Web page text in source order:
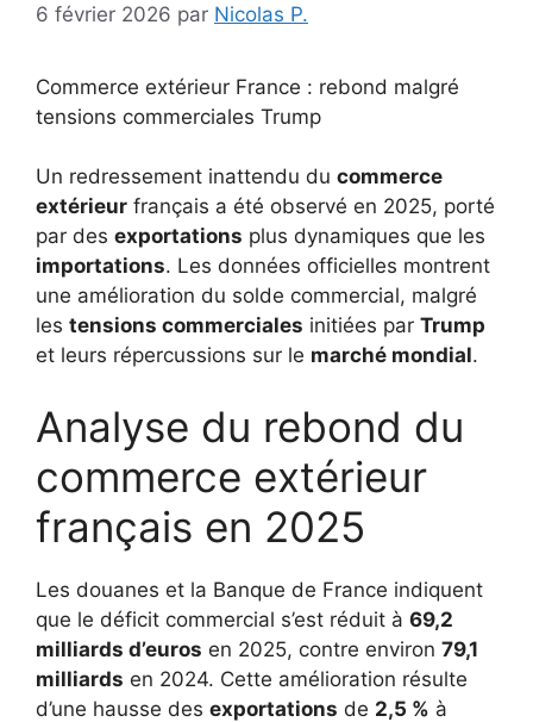
6 février 2026 par Nicolas P.
Commerce extérieur France : rebond malgré
tensions commerciales Trump
Un redressement inattendu du commerce
extérieur français a été observé en 2025, porté
par des exportations plus dynamiques que les
importations. Les données officielles montrent
une amélioration du solde commercial, malgré
les tensions commerciales initiées par Trump
et leurs répercussions sur le marché mondial.
Analyse du rebond du
commerce extérieur
français en 2025
Les douanes et la Banque de France indiquent
que le déficit commercial s’est réduit à 69,2
milliards d’euros en 2025, contre environ 79,1
milliards en 2024. Cette amélioration résulte
d’une hausse des exportations de 2,5 % à